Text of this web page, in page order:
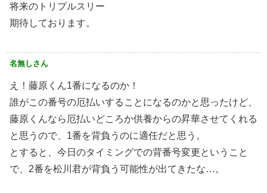
将来のトリプルスリー
期待しております。
名無しさん
え！藤原くん1番になるのか！
誰がこの番号の厄払いすることになるのかと思ったけど、
藤原くんなら厄払いどころか供養からの昇華させてくれる
と思うので、1番を背負うのに適任だと思う。
とすると、今日のタイミングでの背番号変更ということ
で、2番を松川君が背負う可能性が出てきたな…。